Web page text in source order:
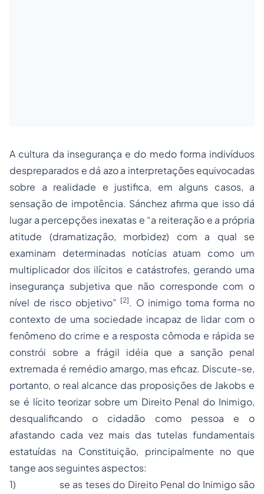
A cultura da insegurança e do medo forma indivíduos
despreparados e dá azo a interpretações equivocadas
sobre a realidade e justifica, em alguns casos, a
sensação de impotência. Sánchez afirma que isso dá
lugar a percepções inexatas e “a reiteração e a própria
atitude (dramatização, morbidez) com a qual se
examinam determinadas notícias atuam como um
multiplicador dos ilícitos e catástrofes, gerando uma
insegurança subjetiva que não corresponde com o
nível de risco objetivo” [2]. O inimigo toma forma no
contexto de uma sociedade incapaz de lidar com o
fenômeno do crime e a resposta cômoda e rápida se
constrói sobre a frágil idéia que a sanção penal
extremada é remédio amargo, mas eficaz. Discute-se,
portanto, o real alcance das proposições de Jakobs e
se é lícito teorizar sobre um Direito Penal do Inimigo,
desqualificando o cidadão como pessoa e o
afastando cada vez mais das tutelas fundamentais
estatuídas na Constituição, principalmente no que
tange aos seguintes aspectos:
1) se as teses do Direito Penal do Inimigo são